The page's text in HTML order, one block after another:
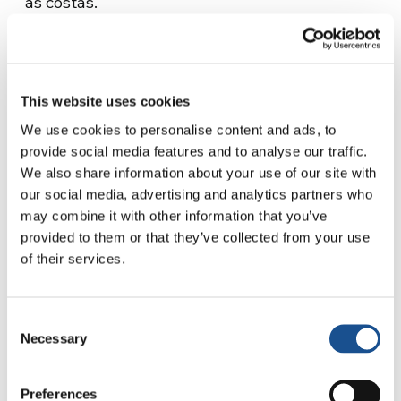
This website uses cookies
We use cookies to personalise content and ads, to
provide social media features and to analyse our traffic.
We also share information about your use of our site with
our social media, advertising and analytics partners who
may combine it with other information that you’ve
provided to them or that they’ve collected from your use
of their services.
Selection
Necessary
Preferences
Mais do que uma biblioteca, um centro
As bibliotecas de Los Angeles não são apenas
um refúgio físico, mas também emocional. Em
alguns dias, especialistas em saúde mental
estão presentes nas salas das LAPL,
oferecendo apoio psicológico gratuito e
confidencial. A crise habitacional é um
problema complexo e muitas vezes
entre prateleiras de livros e salas silenciosas,
psicólogos e assistentes sociais dão as boas-